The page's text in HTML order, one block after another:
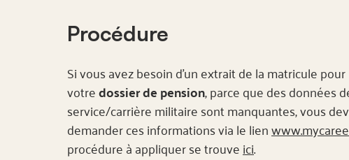
Procédure
Si vous avez besoin d’un extrait de la matricule pour
votredossier de pension, parce que des données
service/carrière militaire sont manquantes, vous
demander ces informations via le lien
procédure à appliquer se trouveici.